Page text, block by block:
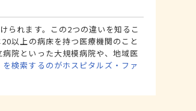
られます。この2つの違いを知るこ
以上の病床を持つ医療機関のこと
院といった大規模病院や、地域医
を検索するのがホスピタルズ・ファ